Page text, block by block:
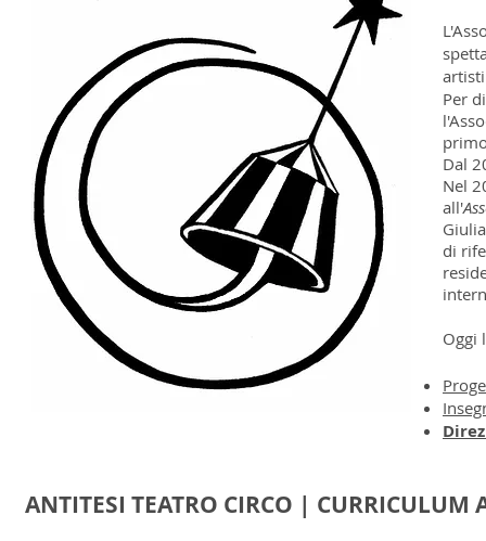
Per
Dal
Nel
all'
di
Oggi
ANTITESI TEATRO CIRCO | CURRICULUM